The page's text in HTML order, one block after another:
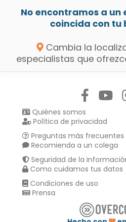
No encontramos a
coincida con tu
Cambia la
especialistas que
Quiénes somos
Política de privacidad
Preguntas más frecuentes
Recomienda a un colega
Seguridad de la
Como cuidamos tus datos
Condiciones de uso
Prensa